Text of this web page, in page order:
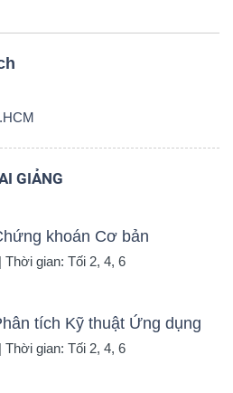
GIẢNG
khoán Cơ bản
Thời gian: Tối 2, 4, 6
tích Kỹ thuật Ứng dụng
Thời gian: Tối 2, 4, 6